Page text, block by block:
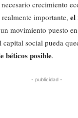
crecimiento
importante, el
movimiento puesto
capital social pueda
béticos posible.
- publicidad -